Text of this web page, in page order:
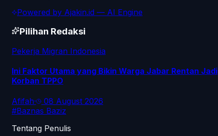
Powered by Ajakin.id — AI Engine
Pilihan Redaksi
Pekerja Migran Indonesia
Ini Faktor Utama yang Bikin Warga Jabar Rentan Jadi
Korban TPPO
Afifah·
08 August 2026
#Baznas Baziz
Tentang Penulis